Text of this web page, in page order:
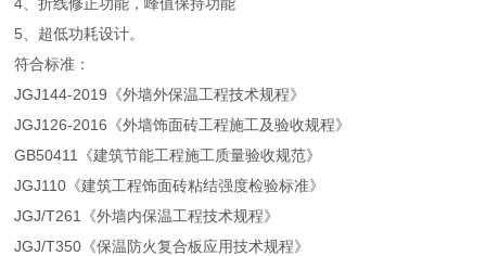
5、超低功耗设计。
符合标准：
JGJ144-2019《外墙外保温工程技术规程》
JGJ126-2016《外墙饰面砖工程施工及验收规程》
GB50411《建筑节能工程施工质量验收规范》
JGJ110《建筑工程饰面砖粘结强度检验标准》
JGJ/T261《外墙内保温工程技术规程》
JGJ/T350《保温防火复合板应用技术规程》